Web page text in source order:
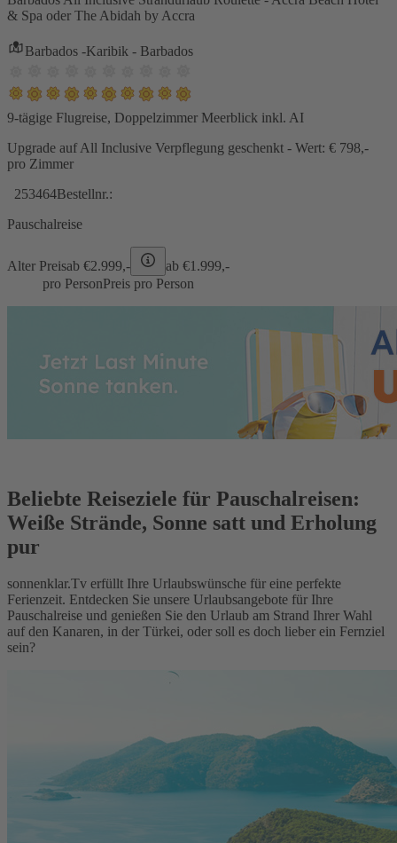
& Spa oder The Abidah by Accra
Barbados -Karibik - Barbados
9-tägige Flugreise, Doppelzimmer Meerblick inkl. AI
Upgrade auf All Inclusive Verpflegung geschenkt - Wert: € 798,-
pro Zimmer
253464Bestellnr.:
Pauschalreise
Alter Preisab €2.999,- ab €1.999,-
pro PersonPreis pro Person
Beliebte Reiseziele für Pauschalreisen:
Weiße Strände, Sonne satt und Erholung
pur
sonnenklar.Tv erfüllt Ihre Urlaubswünsche für eine perfekte
Ferienzeit. Entdecken Sie unsere Urlaubsangebote für Ihre
Pauschalreise und genießen Sie den Urlaub am Strand Ihrer Wahl
auf den Kanaren, in der Türkei, oder soll es doch lieber ein Fernziel
sein?